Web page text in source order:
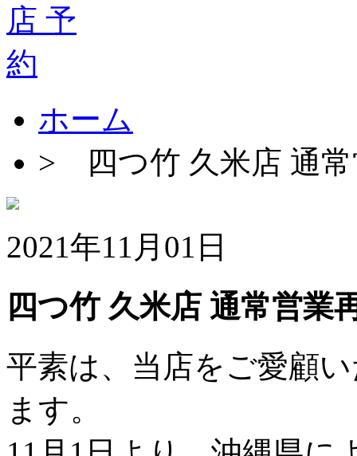
ホーム
>
四つ竹 久米店 通
2021年11月01日
四つ竹 久米店 通常営業
平素は、当店をご愛顧
ます。